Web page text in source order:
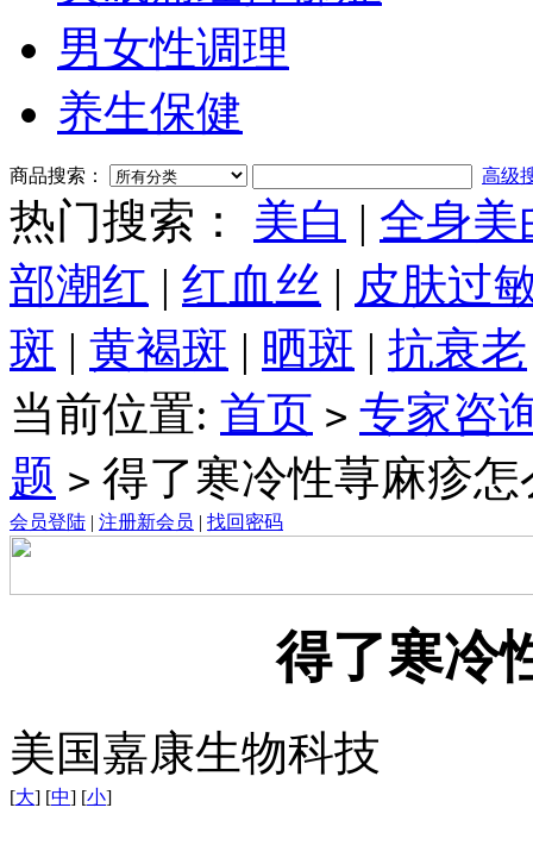
男女性调理
养生保健
商品搜索： 高级
热门搜索： 美白 | 全身美
部潮红 | 红血丝 | 皮肤过
斑 | 黄褐斑 | 晒斑 | 抗衰老
当前位置: 首页 > 专家咨
题 > 得了寒冷性荨麻疹怎
会员登陆 | 注册新会员 | 找回密码
得了寒冷
美国嘉康生物科技
[大] [中] [小]